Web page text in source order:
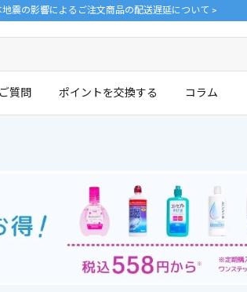
地震の影響によるご注文商品の配送遅延について >
質問 ポイントを交換する コラム